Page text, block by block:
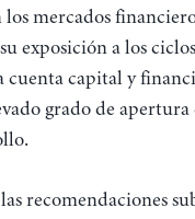
mercados
exposición a los
cuenta capital y
grado de apertura
recomendaciones